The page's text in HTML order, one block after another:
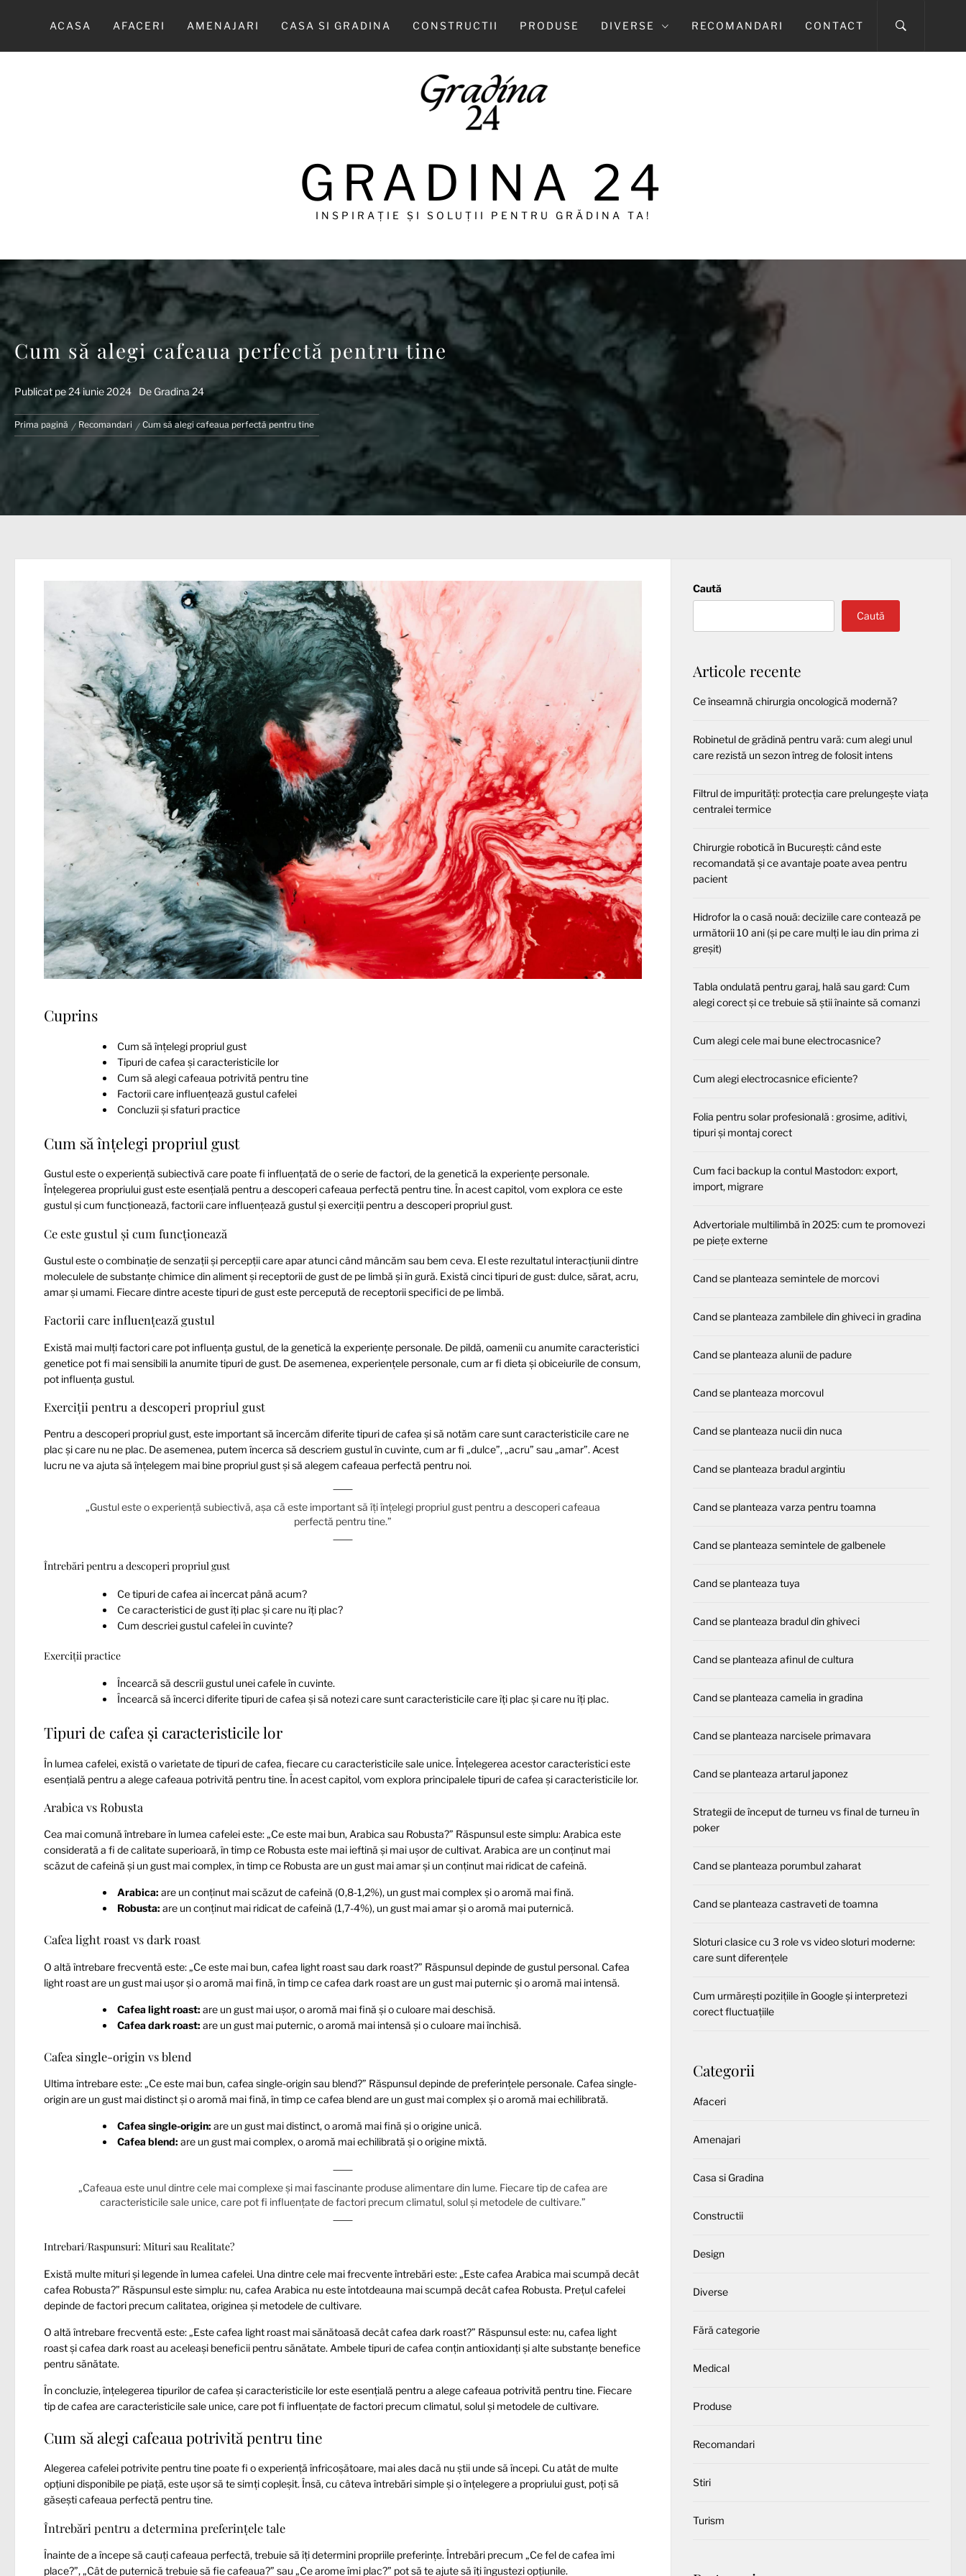
ACASA AFACERI AMENAJARI CASA SI GRADINA CONSTRUCTII PRODUSE DIVERSE RECOMANDARI CONTACT
GRADINA 24
INSPIRAȚIE ȘI SOLUȚII PENTRU GRĂDINA TA!
Cum să alegi cafeaua perfectă pentru tine
Publicat pe24 iunie 2024 De Gradina 24
Prima pagină Recomandari Cum să alegi cafeaua perfectă pentru tine
Cuprins
Cum să înțelegi propriul gust
Tipuri de cafea și caracteristicile lor
Cum să alegi cafeaua potrivită pentru tine
Factorii care influențează gustul cafelei
Concluzii și sfaturi practice
Cum să înțelegi propriul gust
Gustul este o experiență subiectivă care poate fi influențată de o serie de factori, de la genetică la experiențe personale.
Înțelegerea propriului gust este esențială pentru a descoperi cafeaua perfectă pentru tine. În acest capitol, vom explora ce este
gustul și cum funcționează, factorii care influențează gustul și exerciții pentru a descoperi propriul gust.
Ce este gustul și cum funcționează
Gustul este o combinație de senzații și percepții care apar atunci când mâncăm sau bem ceva. El este rezultatul interacțiunii dintre
moleculele de substanțe chimice din aliment și receptorii de gust de pe limbă și în gură. Există cinci tipuri de gust: dulce, sărat, acru,
amar și umami. Fiecare dintre aceste tipuri de gust este percepută de receptorii specifici de pe limbă.
Factorii care influențează gustul
Există mai mulți factori care pot influența gustul, de la genetică la experiențe personale. De pildă, oamenii cu anumite caracteristici
genetice pot fi mai sensibili la anumite tipuri de gust. De asemenea, experiențele personale, cum ar fi dieta și obiceiurile de consum,
pot influența gustul.
Exerciții pentru a descoperi propriul gust
Pentru a descoperi propriul gust, este important să încercăm diferite tipuri de cafea și să notăm care sunt caracteristicile care ne
plac și care nu ne plac. De asemenea, putem încerca să descriem gustul în cuvinte, cum ar fi „dulce”, „acru” sau „amar”. Acest
lucru ne va ajuta să înțelegem mai bine propriul gust și să alegem cafeaua perfectă pentru noi.
„Gustul este o experiență subiectivă, așa că este important să îți înțelegi propriul gust pentru a descoperi cafeaua
perfectă pentru tine.”
Întrebări pentru a descoperi propriul gust
Ce tipuri de cafea ai încercat până acum?
Ce caracteristici de gust îți plac și care nu îți plac?
Cum descriei gustul cafelei în cuvinte?
Exerciții practice
Încearcă să descrii gustul unei cafele în cuvinte.
Încearcă să încerci diferite tipuri de cafea și să notezi care sunt caracteristicile care îți plac și care nu îți plac.
Tipuri de cafea și caracteristicile lor
În lumea cafelei, există o varietate de tipuri de cafea, fiecare cu caracteristicile sale unice. Înțelegerea acestor caracteristici este
esențială pentru a alege cafeaua potrivită pentru tine. În acest capitol, vom explora principalele tipuri de cafea și caracteristicile lor.
Arabica vs Robusta
Cea mai comună întrebare în lumea cafelei este: „Ce este mai bun, Arabica sau Robusta?” Răspunsul este simplu: Arabica este
considerată a fi de calitate superioară, în timp ce Robusta este mai ieftină și mai ușor de cultivat. Arabica are un conținut mai
scăzut de cafeină și un gust mai complex, în timp ce Robusta are un gust mai amar și un conținut mai ridicat de cafeină.
Arabica: are un conținut mai scăzut de cafeină (0,8-1,2%), un gust mai complex și o aromă mai fină.
Robusta: are un conținut mai ridicat de cafeină (1,7-4%), un gust mai amar și o aromă mai puternică.
Cafea light roast vs dark roast
O altă întrebare frecventă este: „Ce este mai bun, cafea light roast sau dark roast?” Răspunsul depinde de gustul personal. Cafea
light roast are un gust mai ușor și o aromă mai fină, în timp ce cafea dark roast are un gust mai puternic și o aromă mai intensă.
Cafea light roast: are un gust mai ușor, o aromă mai fină și o culoare mai deschisă.
Cafea dark roast: are un gust mai puternic, o aromă mai intensă și o culoare mai închisă.
Cafea single-origin vs blend
Ultima întrebare este: „Ce este mai bun, cafea single-origin sau blend?” Răspunsul depinde de preferințele personale. Cafea single-
origin are un gust mai distinct și o aromă mai fină, în timp ce cafea blend are un gust mai complex și o aromă mai echilibrată.
Cafea single-origin: are un gust mai distinct, o aromă mai fină și o origine unică.
Cafea blend: are un gust mai complex, o aromă mai echilibrată și o origine mixtă.
„Cafeaua este unul dintre cele mai complexe și mai fascinante produse alimentare din lume. Fiecare tip de cafea are
caracteristicile sale unice, care pot fi influențate de factori precum climatul, solul și metodele de cultivare.”
Intrebari/Raspunsuri: Mituri sau Realitate?
Există multe mituri și legende în lumea cafelei. Una dintre cele mai frecvente întrebări este: „Este cafea Arabica mai scumpă decât
cafea Robusta?” Răspunsul este simplu: nu, cafea Arabica nu este întotdeauna mai scumpă decât cafea Robusta. Prețul cafelei
depinde de factori precum calitatea, originea și metodele de cultivare.
O altă întrebare frecventă este: „Este cafea light roast mai sănătoasă decât cafea dark roast?” Răspunsul este: nu, cafea light
roast și cafea dark roast au aceleași beneficii pentru sănătate. Ambele tipuri de cafea conțin antioxidanți și alte substanțe benefice
pentru sănătate.
În concluzie, înțelegerea tipurilor de cafea și caracteristicile lor este esențială pentru a alege cafeaua potrivită pentru tine. Fiecare
tip de cafea are caracteristicile sale unice, care pot fi influențate de factori precum climatul, solul și metodele de cultivare.
Cum să alegi cafeaua potrivită pentru tine
Alegerea cafelei potrivite pentru tine poate fi o experiență înfricoșătoare, mai ales dacă nu știi unde să începi. Cu atât de multe
opțiuni disponibile pe piață, este ușor să te simți copleșit. Însă, cu câteva întrebări simple și o înțelegere a propriului gust, poți să
găsești cafeaua perfectă pentru tine.
Întrebări pentru a determina preferințele tale
Înainte de a începe să cauți cafeaua perfectă, trebuie să îți determini propriile preferințe. Întrebări precum „Ce fel de cafea îmi
place?”, „Cât de puternică trebuie să fie cafeaua?” sau „Ce arome îmi plac?” pot să te ajute să îți îngustezi opțiunile.
Caută
Caută
Articole recente
Ce înseamnă chirurgia oncologică modernă?
Robinetul de grădină pentru vară: cum alegi unul
care rezistă un sezon întreg de folosit intens
Filtrul de impurități: protecția care prelungește viața
centralei termice
Chirurgie robotică în București: când este
recomandată și ce avantaje poate avea pentru
pacient
Hidrofor la o casă nouă: deciziile care contează pe
următorii 10 ani (și pe care mulți le iau din prima zi
greșit)
Tabla ondulată pentru garaj, hală sau gard: Cum
alegi corect și ce trebuie să știi înainte să comanzi
Cum alegi cele mai bune electrocasnice?
Cum alegi electrocasnice eficiente?
Folia pentru solar profesională : grosime, aditivi,
tipuri și montaj corect
Cum faci backup la contul Mastodon: export,
import, migrare
Advertoriale multilimbă în 2025: cum te promovezi
pe piețe externe
Cand se planteaza semintele de morcovi
Cand se planteaza zambilele din ghiveci in gradina
Cand se planteaza alunii de padure
Cand se planteaza morcovul
Cand se planteaza nucii din nuca
Cand se planteaza bradul argintiu
Cand se planteaza varza pentru toamna
Cand se planteaza semintele de galbenele
Cand se planteaza tuya
Cand se planteaza bradul din ghiveci
Cand se planteaza afinul de cultura
Cand se planteaza camelia in gradina
Cand se planteaza narcisele primavara
Cand se planteaza artarul japonez
Strategii de început de turneu vs final de turneu în
poker
Cand se planteaza porumbul zaharat
Cand se planteaza castraveti de toamna
Sloturi clasice cu 3 role vs video sloturi moderne:
care sunt diferențele
Cum urmărești pozițiile în Google și interpretezi
corect fluctuațiile
Categorii
Afaceri
Amenajari
Casa si Gradina
Constructii
Design
Diverse
Fără categorie
Medical
Produse
Recomandari
Stiri
Turism